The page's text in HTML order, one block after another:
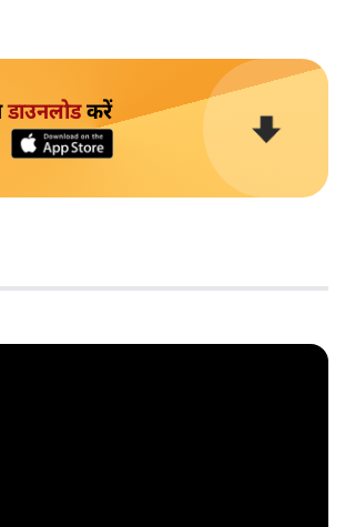
डाउनलोडकरें